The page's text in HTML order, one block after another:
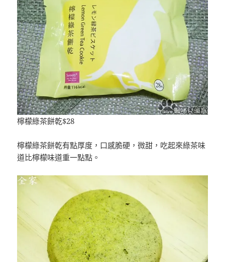
檸檬綠茶餅乾$28
檸檬綠茶餅乾有點厚度，口感脆硬，微甜，吃起來綠茶味
道比檸檬味道重一點點。